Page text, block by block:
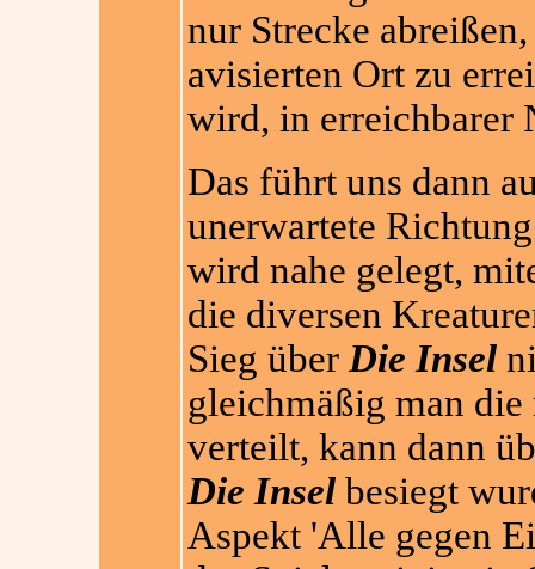
nur Strecke
avisierten Ort zu
wird, in erreichbarer
Das führt uns dann
unerwartete
wird nahe gelegt,
die diversen
Sieg über Die Insel
gleichmäßig man
verteilt, kann dann
Die Inselbesiegt
Aspekt 'Alle gegen